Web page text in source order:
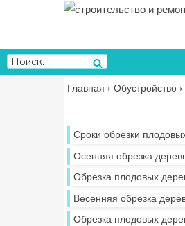
содержимому
Искать:
Поиск
Главная › Обустройство ›
Сроки обрезки
Осенняя обрезка
Обрезка плодовых
Весенняя обрезка
Обрезка плодовых